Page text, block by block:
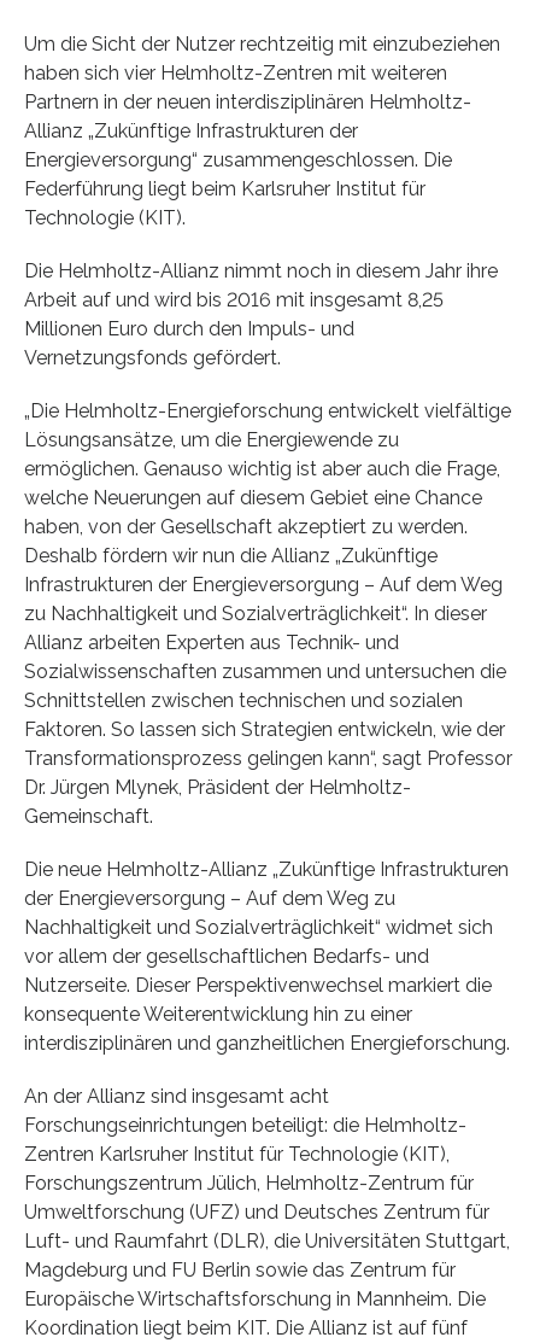
Um die Sicht der Nutzer rechtzeitig mit einzubeziehen
haben sich vier Helmholtz-Zentren mit weiteren
Partnern in der neuen interdisziplinären Helmholtz-
Allianz „Zukünftige Infrastrukturen der
Energieversorgung“ zusammengeschlossen. Die
Federführung liegt beim Karlsruher Institut für
Technologie (KIT).
Die Helmholtz-Allianz nimmt noch in diesem Jahr ihre
Arbeit auf und wird bis 2016 mit insgesamt 8,25
Millionen Euro durch den Impuls- und
Vernetzungsfonds gefördert.
„Die Helmholtz-Energieforschung entwickelt vielfältige
Lösungsansätze, um die Energiewende zu
ermöglichen. Genauso wichtig ist aber auch die Frage,
welche Neuerungen auf diesem Gebiet eine Chance
haben, von der Gesellschaft akzeptiert zu werden.
Deshalb fördern wir nun die Allianz „Zukünftige
Infrastrukturen der Energieversorgung – Auf dem Weg
zu Nachhaltigkeit und Sozialverträglichkeit“. In dieser
Allianz arbeiten Experten aus Technik- und
Sozialwissenschaften zusammen und untersuchen die
Schnittstellen zwischen technischen und sozialen
Faktoren. So lassen sich Strategien entwickeln, wie der
Transformationsprozess gelingen kann“, sagt Professor
Dr. Jürgen Mlynek, Präsident der Helmholtz-
Gemeinschaft.
Die neue Helmholtz-Allianz „Zukünftige Infrastrukturen
der Energieversorgung – Auf dem Weg zu
Nachhaltigkeit und Sozialverträglichkeit“ widmet sich
vor allem der gesellschaftlichen Bedarfs- und
Nutzerseite. Dieser Perspektivenwechsel markiert die
konsequente Weiterentwicklung hin zu einer
interdisziplinären und ganzheitlichen Energieforschung.
An der Allianz sind insgesamt acht
Forschungseinrichtungen beteiligt: die Helmholtz-
Zentren Karlsruher Institut für Technologie (KIT),
Forschungszentrum Jülich, Helmholtz-Zentrum für
Umweltforschung (UFZ) und Deutsches Zentrum für
Luft- und Raumfahrt (DLR), die Universitäten Stuttgart,
Magdeburg und FU Berlin sowie das Zentrum für
Europäische Wirtschaftsforschung in Mannheim. Die
Koordination liegt beim KIT. Die Allianz ist auf fünf